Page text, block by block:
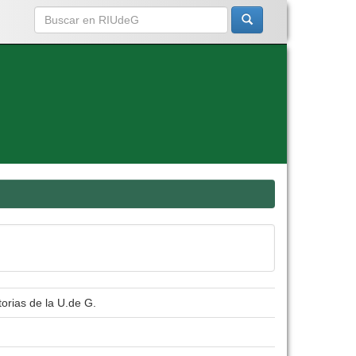
de la U.de G.